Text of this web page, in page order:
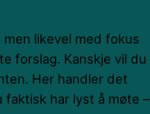
likevel med fokus
forslag. Kanskje vil du
Her handler det
faktisk har lyst å møte –